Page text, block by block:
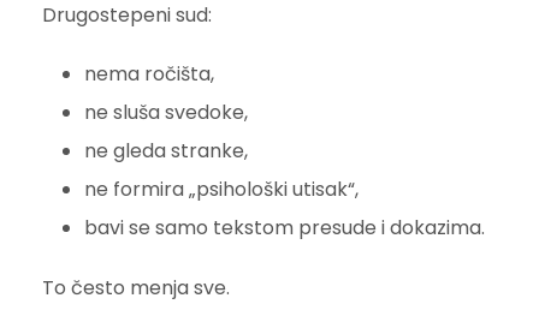
Drugostepeni sud:
nema ročišta,
ne sluša svedoke,
ne gleda stranke,
ne formira „psihološki utisak“,
bavi se samo tekstom presude i dokazima.
To često menja sve.